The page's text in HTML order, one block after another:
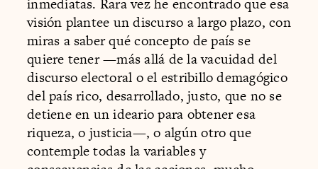
inmediatas. Rara vez he encontrado que esa
visión plantee un discurso a largo plazo, con
miras a saber qué concepto de país se
quiere tener —más allá de la vacuidad del
discurso electoral o el estribillo demagógico
del país rico, desarrollado, justo, que no se
detiene en un ideario para obtener esa
riqueza, o justicia—, o algún otro que
contemple todas la variables y